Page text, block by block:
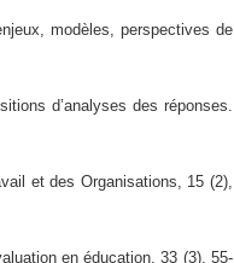
modèles, perspectives de
d’analyses des réponses.
et des Organisations, 15 (2),
en éducation, 33 (3), 55-